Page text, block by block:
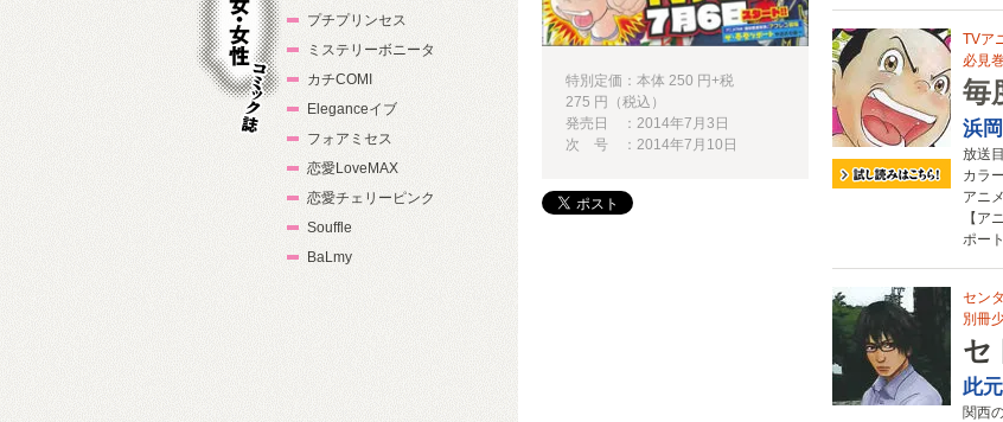
TVア
必見
毎
浜
放送
カラ
アニ
【ア
ポー
セン
別冊
セ
此
関西
特別定価：本体 250 円+税
275 円（税込）
発売日 ：2014年7月3日
次 号 ：2014年7月10日
プチプリンセス
ミステリーボニータ
カチCOMI
Eleganceイブ
フォアミセス
恋愛LoveMAX
恋愛チェリーピンク
Souffle
BaLmy